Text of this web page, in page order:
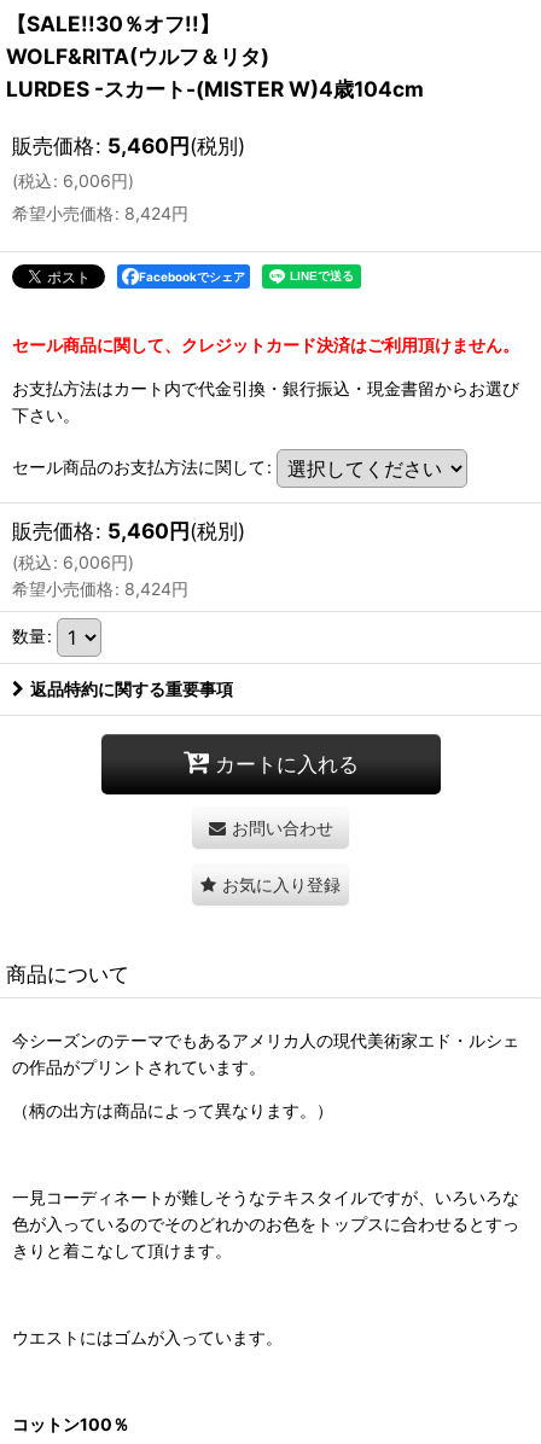
【SALE!!30％オフ!!】
WOLF&RITA(ウルフ＆リタ)
LURDES -スカート-(MISTER W)4歳104cm
販売価格: 5,460円(税別)
(税込: 6,006円)
希望小売価格: 8,424円
Facebookでシェア
セール商品に関して、クレジットカード決済はご利用頂けません。
お支払方法はカート内で代金引換・銀行振込・現金書留からお選び
下さい。
セール商品のお支払方法に関して:
販売価格: 5,460円(税別)
(税込: 6,006円)
希望小売価格: 8,424円
数量:
返品特約に関する重要事項
カートに入れる
お問い合わせ
お気に入り登録
商品について
今シーズンのテーマでもあるアメリカ人の現代美術家エド・ルシェ
の作品がプリントされています。
（柄の出方は商品によって異なります。）
一見コーディネートが難しそうなテキスタイルですが、いろいろな
色が入っているのでそのどれかのお色をトップスに合わせるとすっ
きりと着こなして頂けます。
ウエストにはゴムが入っています。
コットン100％